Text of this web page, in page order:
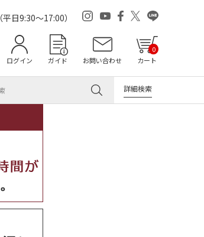
（平日9:30～17:00）
ログイン ガイド お問い合わせ カート
0
詳細検索